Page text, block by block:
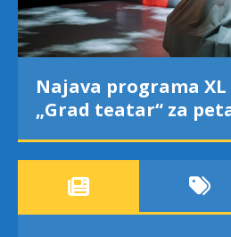
Najava programa
„Grad teatar“ za